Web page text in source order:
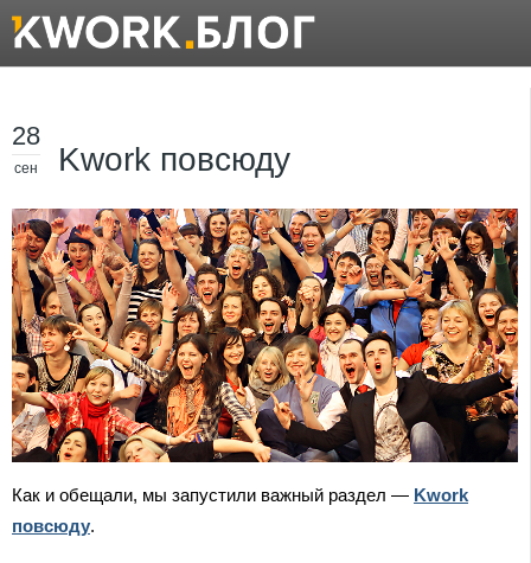
28
сен Kwork повсюду
Как и обещали, мы запустили важный раздел — Kwork
повсюду.